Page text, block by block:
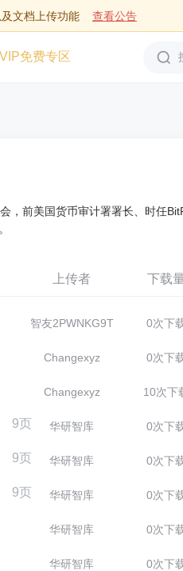
文档上传功能 查看公告
VIP免费专区
，前美国货币审计署署长、时任
上传者 下载
智友2PWNKG9T 0次下
Changexyz 0次下
Changexyz 10次下
9页 华研智库 0次下
9页 华研智库 0次下
9页 华研智库 0次下
华研智库 0次下
华研智库 0次下